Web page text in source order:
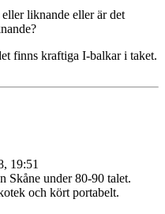
liknande eller är det
finns kraftiga I-balkar i taket.
19:51
Skåne under 80-90 talet.
och kört portabelt.